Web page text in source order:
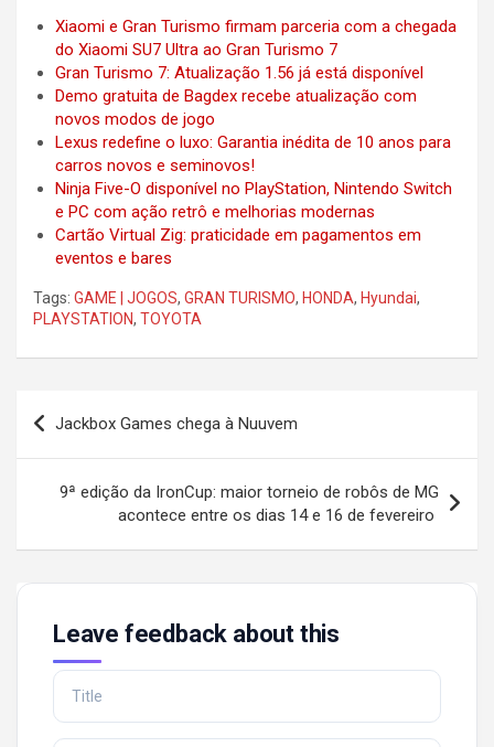
Xiaomi e Gran Turismo firmam parceria com a chegada
do Xiaomi SU7 Ultra ao Gran Turismo 7
Gran Turismo 7: Atualização 1.56 já está disponível
Demo gratuita de Bagdex recebe atualização com
novos modos de jogo
Lexus redefine o luxo: Garantia inédita de 10 anos para
carros novos e seminovos!
Ninja Five-O disponível no PlayStation, Nintendo Switch
e PC com ação retrô e melhorias modernas
Cartão Virtual Zig: praticidade em pagamentos em
eventos e bares
Tags: GAME | JOGOS, GRAN TURISMO, HONDA, Hyundai,
PLAYSTATION, TOYOTA
Post
navigation
Jackbox Games chega à Nuuvem
9ª edição da IronCup: maior torneio de robôs de MG
acontece entre os dias 14 e 16 de fevereiro
Leave feedback about this